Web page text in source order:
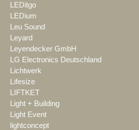
LEDitgo
LEDium
Leu Sound
Leyard
Leyendecker GmbH
LG Electronics Deutschland
Lichtwerk
Lifesize
LIFTKET
Light + Building
Light Event
lightconcept